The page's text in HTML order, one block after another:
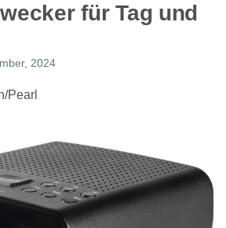
für Tag und
2024
Pearl